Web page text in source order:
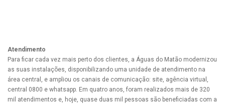
Atendimento
Para ficar cada vez mais perto dos clientes, a Águas do Matão modernizou
as suas instalações, disponibilizando uma unidade de atendimento na
área central, e ampliou os canais de comunicação: site, agência virtual,
central 0800 e whatsapp. Em quatro anos, foram realizados mais de 320
mil atendimentos e, hoje, quase duas mil pessoas são beneficiadas com a